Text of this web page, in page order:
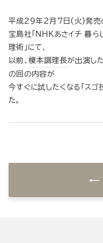
平成29年2月7日(火)発売
宝島社「NHKあさイチ 暮ら
理術」にて、
以前、榎本調理長が出演した
の回の内容が
今すぐに試したくなる「スゴ
た。